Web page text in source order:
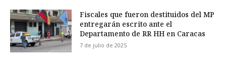
Fiscales que fueron destituidos del MP
entregarán escrito ante el
Departamento de RR HH en Caracas
7 de julio de 2025